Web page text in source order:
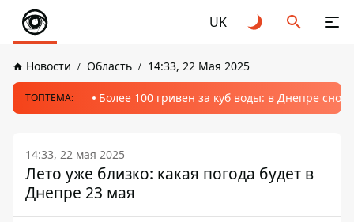
UK
Новости Область 14:33, 22 Мая 2025
ТОПТЕМА: Более 100 гривен за куб воды: в Днепре
14:33, 22 мая 2025
Лето уже близко: какая погода будет в
Днепре 23 мая